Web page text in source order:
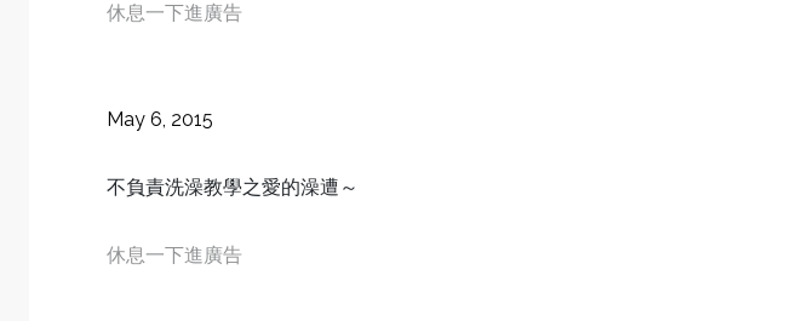
休息一下進廣告
May 6, 2015
不負責洗澡教學之愛的澡遭～
休息一下進廣告